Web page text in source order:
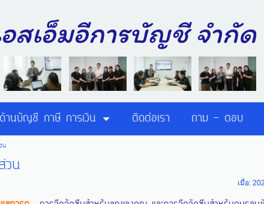
อสเอ็มอีการบัญชี จ
านบัญชี ภาษี การเงิน ติดต่อเรา ถาม - ตอบ
น
วน
เมื่อ: